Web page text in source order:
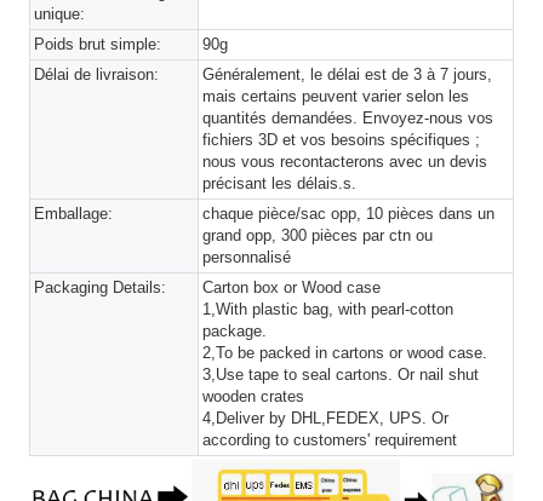
unique:
Poids brut simple:
90g
Délai de livraison:
Généralement, le délai est de 3 à 7 jours,
mais certains peuvent varier selon les
quantités demandées. Envoyez-nous vos
fichiers 3D et vos besoins spécifiques ;
nous vous recontacterons avec un devis
précisant les délais.s.
Emballage:
chaque pièce/sac opp, 10 pièces dans un
grand opp, 300 pièces par ctn ou
personnalisé
Packaging Details:
Carton box or Wood case
1,With plastic bag, with pearl-cotton
package.
2,To be packed in cartons or wood case.
3,Use tape to seal cartons. Or nail shut
wooden crates
4,Deliver by DHL,FEDEX, UPS. Or
according to customers' requirement